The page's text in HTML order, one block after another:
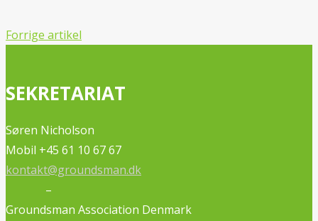
Forrige artikel
SEKRETARIAT
Søren Nicholson
Mobil +45 61 10 67 67
kontakt@groundsman.dk
–
Groundsman Association Denmark